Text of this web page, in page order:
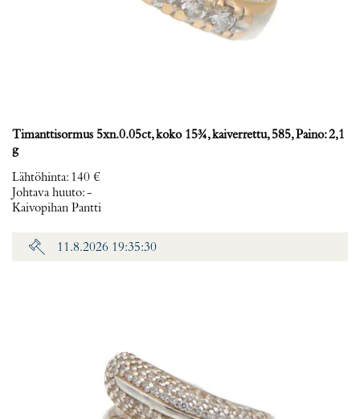
Timanttisormus 5xn.0.05ct, koko 15¾, kaiverrettu, 585, Paino: 2,1
g
Lähtöhinta: 140 €
Johtava huuto:-
Kaivopihan Pantti
11.8.2026 19:35:30